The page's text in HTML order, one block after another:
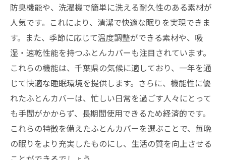
防臭機能や、洗濯機で簡単に洗える耐久性のある素材が
人気です。これにより、清潔で快適な眠りを実現できま
す。また、季節に応じて温度調整ができる素材や、吸
湿・速乾性能を持つふとんカバーも注目されています。
これらの機能は、千葉県の気候に適しており、一年を通
じて快適な睡眠環境を提供します。さらに、機能性に優
れたふとんカバーは、忙しい日常を過ごす人々にとって
も手間がかからず、長期間使用できるため経済的です。
これらの特徴を備えたふとんカバーを選ぶことで、毎晩
の眠りをより充実したものにし、生活の質を向上させる